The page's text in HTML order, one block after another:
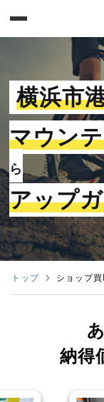
横浜市
マウン
ら
アップ
トップ ショップ
納得